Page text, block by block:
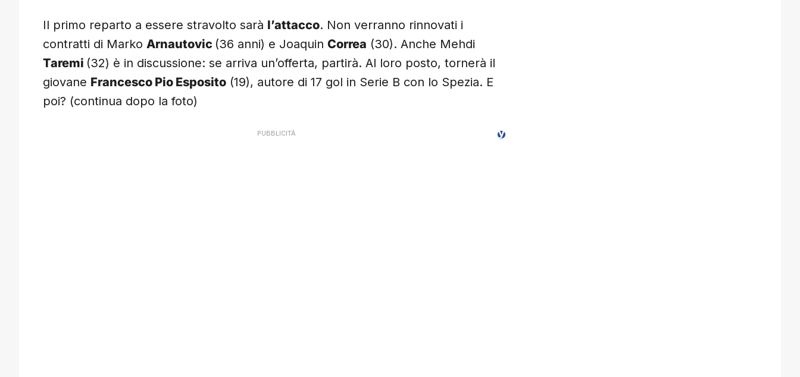
Il primo reparto a essere stravolto sarà l’attacco. Non verranno rinnovati i
contratti di Marko Arnautovic (36 anni) e Joaquin Correa (30). Anche Mehdi
Taremi (32) è in discussione: se arriva un’offerta, partirà. Al loro posto, tornerà il
giovane Francesco Pio Esposito (19), autore di 17 gol in Serie B con lo Spezia. E
poi? (continua dopo la foto)